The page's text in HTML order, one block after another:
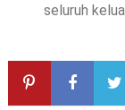
seluruh